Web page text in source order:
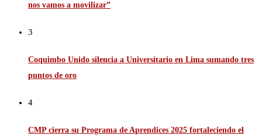
nos vamos a movilizar”
3
Coquimbo Unido silencia a Universitario en Lima sumando tres
puntos de oro
4
CMP cierra su Programa de Aprendices 2025 fortaleciendo el